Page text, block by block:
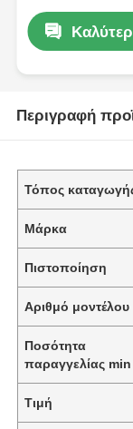
Περιγραφή
Τόπος
Μάρκα
Πιστοποίηση
Αριθμό μοντέλου
Ποσότητα
παραγγελίας min
Τιμή